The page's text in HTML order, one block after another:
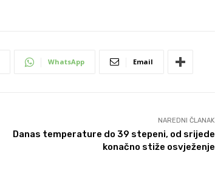
WhatsApp Email
NAREDNI ČLANAK
Danas temperature do 39 stepeni, od srijede
konačno stiže osvježenje